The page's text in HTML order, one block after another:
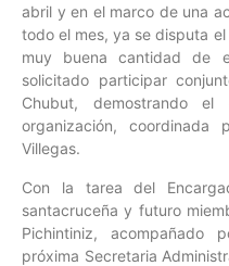
abril y en el marco de una
todo el mes, ya se disputa
muy buena cantidad de
solicitado participar
Chubut, demostrando
organización, coordinada
Villegas.
Con la tarea del
santacruceña y futuro
Pichintiniz,
próxima Secretaria